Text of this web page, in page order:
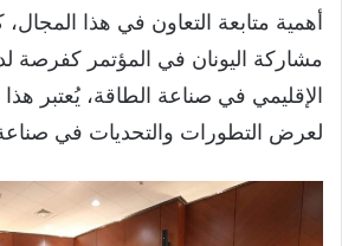
أهمية متابعة التعاون في هذا
مشاركة اليونان في المؤتمر كفرصة
الإقليمي في صناعة الطاقة، يُعتبر
لعرض التطورات والتحديات في صناعة